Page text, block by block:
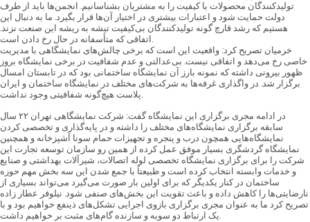
تولیدکنندگان محصولات با کیفیت را به مشتریان بشناسانیم. انجمن‌ها باید از طرف
دولت حمایت شود و اعتبارات بیشتری در اختیار آن‌ها قرار بگیرد. ما به دنبال این
هستیم که رشد قارچ گونه تولیدکنندگان بی‌کیفیت تیشه به ریشه این صنعت نزند.
اتفاقی که متأسفانه در حال رخ دادن است.
خرمیان تصریح کرد: واقعیت این است که برخی چالش‌های نمایشگاهی با مدیریت
خاصی رخ می‌دهد و اتفاقی نیست. بی‌عدالتی و عدم شفافیت در برخی نمایشگاه بروز
ظهور بیرونی داشته که نمونه بارز آن نمایشگاه ساختمانی بود که در تابستان امسال
برگزار شد. در واگذاری غرفه‌ها به شرکت‌های مختلف در نمایشگاه ساختمان و ایران
پلاست هیچ‌گونه شفافیتی وجود نداشت.
در ادامه مجری برگزاری این نمایشگاه گفت: شرکت نمایشگاهی تهران ۲۲ سال
سابقه برگزاری نمایشگاه‌های مختلف را داشته و در پایه‌گذاری و تخصصی کردن
نمایشگاه‌هایی همچون درب و پنجره و تجهیزات حمام سونا آشپزخانه و همچنین
نمایشگاه گردشگری بسیار موفق عمل کرده از همین رو سازمان توسعه تجارت این
شرکت را برای برگزاری نمایشگاه تخصصی لوله اتصالات، شیرآلات بهداشتی و صنایع
و خدمات وابسته انتخاب کرده است و طبیعتاً با جمع شدن این سه بخش مهم حوزه
ساختمان در کنار یکدیگر که برای اولین بار صورت می‌گیرد می‌تواند بسیاری از
نارضایتی‌ها را کاهش داده و باعث تقویت این بخش‌های صنفی شود. نیلوفر عطار زاده
تصریح کرد ما به عنوان مجری برگزاری بازوی اجرایی تشکل‌های ذینفع خواهیم بود و با
یک ارتباط دو سویه و سازنده گام‌های مثبت بر خواهیم داشت.